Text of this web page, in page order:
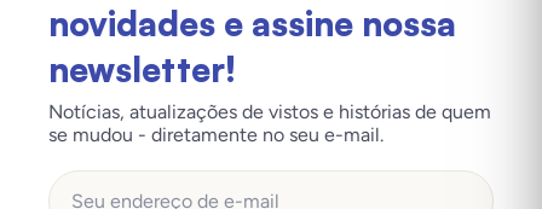
novidades e assine nossa
newsletter!
Notícias, atualizações de vistos e histórias de quem
se mudou - diretamente no seu e-mail.